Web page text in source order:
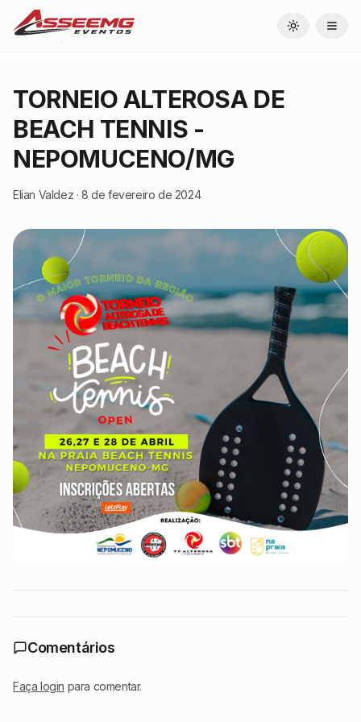
Toggle theme
TORNEIO ALTEROSA DE
BEACH TENNIS -
NEPOMUCENO/MG
Elian Valdez ·8 de fevereiro de 2024
Comentários
Faça login para comentar.